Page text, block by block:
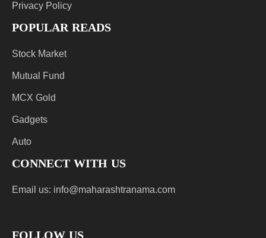
Privacy Policy
POPULAR READS
Stock Market
Mutual Fund
MCX Gold
Gadgets
Auto
CONNECT WITH US
Email us: info@maharashtranama.com